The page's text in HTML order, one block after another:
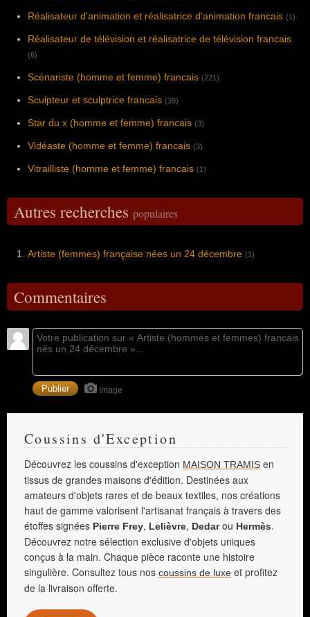
Réalisateur d'animation et réalisatrice d'animation francais (1)
Réalisateur de télévision et réalisatrice de télévision francais
(6)
Scénariste (homme et femme) francais (221)
Sculpteur et sculptrice francais (39)
Star du x (homme et femme) francais (3)
Vidéaste (homme et femme) francais (3)
Vitrailliste (homme et femme) francais (1)
Autres recherches populaires
Artiste (femmes) française nées un 24 décembre (1)
Commentaires
Image
Coussins d'Exception
Découvrez les coussins d'exception MAISON TRAMIS en
tissus de grandes maisons d'édition. Destinées aux
amateurs d'objets rares et de beaux textiles, nos créations
haut de gamme valorisent l'artisanat français à travers des
étoffes signées Pierre Frey, Lelièvre, Dedarou Hermès.
Découvrez notre sélection exclusive d'objets uniques
conçus à la main. Chaque pièce raconte une histoire
singulière. Consultez tous nos coussins de luxe et profitez
de la livraison offerte.